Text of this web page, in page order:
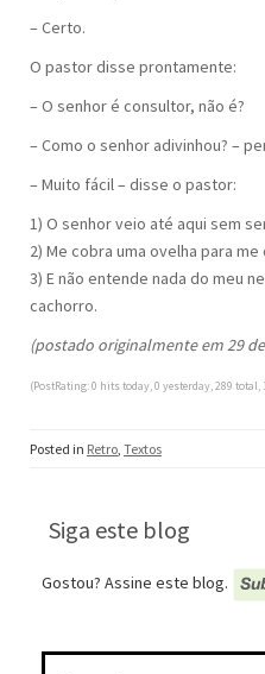
– Certo.
O pastor disse prontamente:
– O senhor é consultor, não é?
– Como o senhor adivinhou? –
– Muito fácil – disse o pastor:
1) O senhor veio até aqui sem
2) Me cobra uma ovelha para
3) E não entende nada do meu
cachorro.
(postado originalmente em 29
(PostRating: 0 hits today, 0 yesterday, 289 total,
Posted in Retro, Textos
Siga este blog
Gostou? Assine este blog.
Pesquisar